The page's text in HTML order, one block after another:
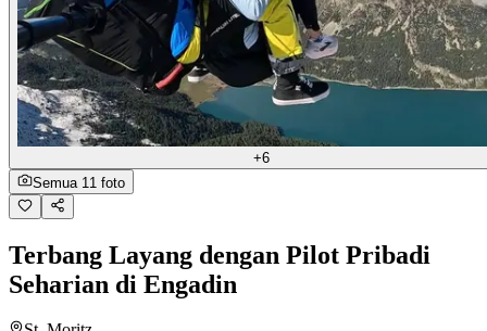
+6
Semua 11 foto
Terbang Layang dengan Pilot Pribadi
Seharian di Engadin